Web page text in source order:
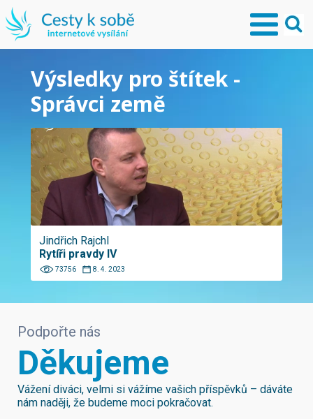
Výsledky pro štítek -
Správci země
Jindřich Rajchl
Rytíři pravdy IV
73756 8. 4. 2023
Podpořte nás
Děkujeme
Vážení diváci, velmi si vážíme vašich příspěvků – dáváte
nám naději, že budeme moci pokračovat.